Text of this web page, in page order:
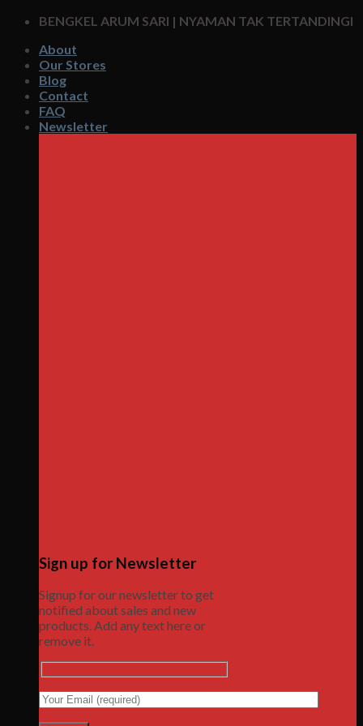
Skip
content
BENGKEL ARUM SARI | NYAMAN TAK TERTANDINGI
About
Our Stores
Blog
Contact
FAQ
Newsletter
Sign up for Newsletter
Signup for our newsletter to get
notified about sales and new
products. Add any text here or
remove it.